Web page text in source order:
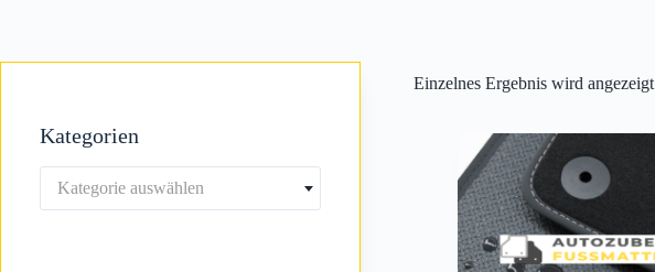
Einzelnes Ergebnis wird angezeigt
Kategorien
Kategorie auswählen